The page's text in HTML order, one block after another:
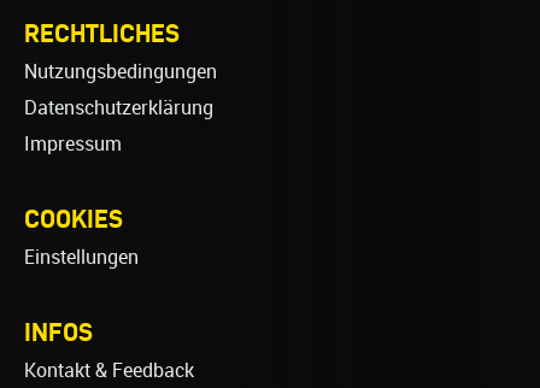
RECHTLICHES
Nutzungsbedingungen
Datenschutzerklärung
Impressum
COOKIES
Einstellungen
INFOS
Kontakt & Feedback